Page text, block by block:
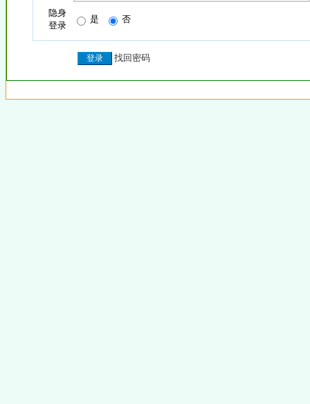
隐身
登录
是 否
找回密码